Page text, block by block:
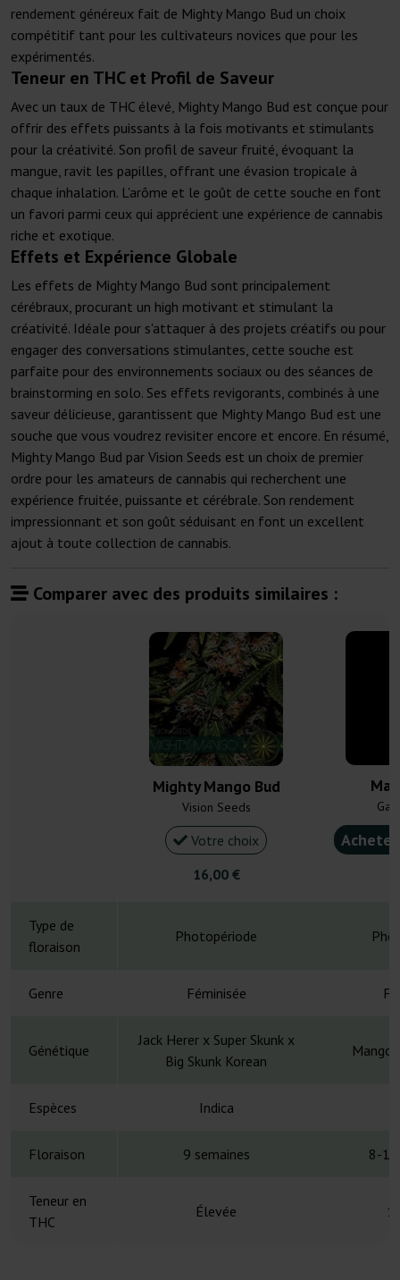
rendement généreux fait de Mighty Mango Bud un choix
compétitif tant pour les cultivateurs novices que pour les
expérimentés.
Teneur en THC et Profil de Saveur
Avec un taux de THC élevé, Mighty Mango Bud est conçue pour
offrir des effets puissants à la fois motivants et stimulants
pour la créativité. Son profil de saveur fruité, évoquant la
mangue, ravit les papilles, offrant une évasion tropicale à
chaque inhalation. L'arôme et le goût de cette souche en font
un favori parmi ceux qui apprécient une expérience de cannabis
riche et exotique.
Effets et Expérience Globale
Les effets de Mighty Mango Bud sont principalement
cérébraux, procurant un high motivant et stimulant la
créativité. Idéale pour s'attaquer à des projets créatifs ou pour
engager des conversations stimulantes, cette souche est
parfaite pour des environnements sociaux ou des séances de
brainstorming en solo. Ses effets revigorants, combinés à une
saveur délicieuse, garantissent que Mighty Mango Bud est une
souche que vous voudrez revisiter encore et encore. En résumé,
Mighty Mango Bud par Vision Seeds est un choix de premier
ordre pour les amateurs de cannabis qui recherchent une
expérience fruitée, puissante et cérébrale. Son rendement
impressionnant et son goût séduisant en font un excellent
ajout à toute collection de cannabis.
Comparer avec des produits similaires :
Mighty Mango Bud
Vision Seeds
Votre choix
16,00 €
Type de
floraison
Photopériode
Genre Féminisée
Génétique
Jack Herer x Super Skunk x
Big Skunk Korean
Mango
Espèces Indica
Floraison 9 semaines 8-10
Teneur en
THC
Élevée